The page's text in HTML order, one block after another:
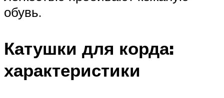
обувь.
Катушки для корда:
характеристики